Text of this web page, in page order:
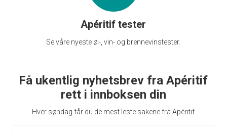
Apéritif tester
Se våre nyeste øl-, vin- og brennevinstester.
Få ukentlig nyhetsbrev fra Apéritif
rett i innboksen din
Hver søndag får du de mest leste sakene fra Apéritif